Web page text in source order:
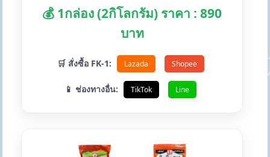
💰 1กล่อง (2กิโลกรัม) ราคา : 890
บาท
🛒 สั่งซื้อ FK-1: Lazada Shopee
📱 ช่องทางอื่น: TikTok Line